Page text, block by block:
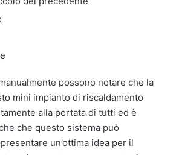
possono notare che la
mini impianto di riscaldamento
alla portata di tutti ed è
che questo sistema può
un’ottima idea per il